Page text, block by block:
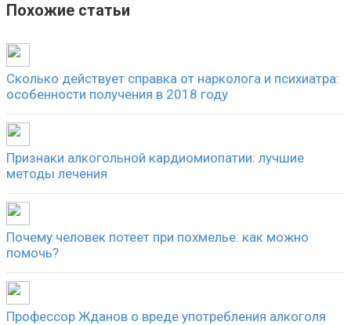
Похожие статьи
Сколько действует справка от нарколога и психиатра:
особенности получения в 2018 году
Признаки алкогольной кардиомиопатии: лучшие
методы лечения
Почему человек потеет при похмелье: как можно
помочь?
Профессор Жданов о вреде употребления алкоголя